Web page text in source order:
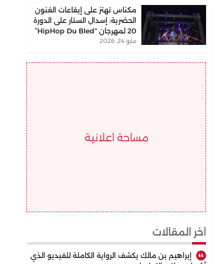
مكناس تهتز على إيقاعات الفنون
الحضرية: إسدال الستار على الدورة
20 لمهرجان “HipHop Du Bled”
مايو 24, 2026
مساحة اعلانية
أخر المقالات
إبراهيم بن مالك يكشف الرواية الكاملة للفيديو الذي